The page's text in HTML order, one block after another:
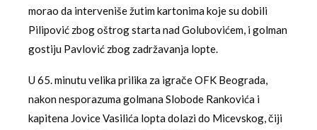
morao da interveniše žutim kartonima koje su dobili
Pilipović zbog oštrog starta nad Golubovićem, i golman
gostiju Pavlović zbog zadržavanja lopte.
U 65. minutu velika prilika za igrače OFK Beograda,
nakon nesporazuma golmana Slobode Rankovića i
kapitena Jovice Vasilića lopta dolazi do Micevskog, čiji